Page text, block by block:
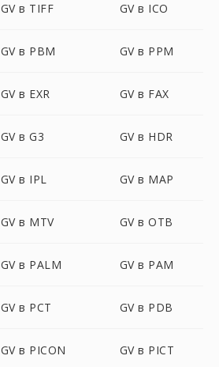
GV в TIFF GV в ICO
GV в PBM GV в PPM
GV в EXR GV в FAX
GV в G3 GV в HDR
GV в IPL GV в MAP
GV в MTV GV в OTB
GV в PALM GV в PAM
GV в PCT GV в PDB
GV в PICON GV в PICT